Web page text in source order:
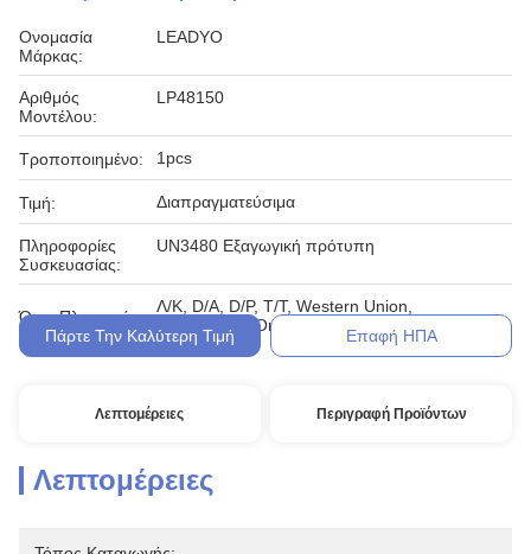
Ονομασία
Μάρκας:
LEADYO
Αριθμός
Μοντέλου:
LP48150
Τροποποιημένο: 1pcs
Τιμή: Διαπραγματεύσιμα
Πληροφορίες
Συσκευασίας:
UN3480 Εξαγωγική πρότυπη
Όροι Πληρωμής:
Λ/Κ, D/A, D/P, T/T, Western Union,
MoneyGram,Online
Πάρτε Την Καλύτερη Τιμή Επαφή ΗΠΑ
Λεπτομέρειες Περιγραφή Προϊόντων
Λεπτομέρειες